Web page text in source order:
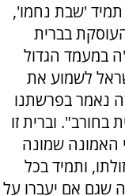
'שבת נחמו',
בברית
במעמד הגדול
לשמוע את
נאמר בפרשתנו
וברית זו
האמונה שמונה
ותמיד בכל
שגם אם יעברו על